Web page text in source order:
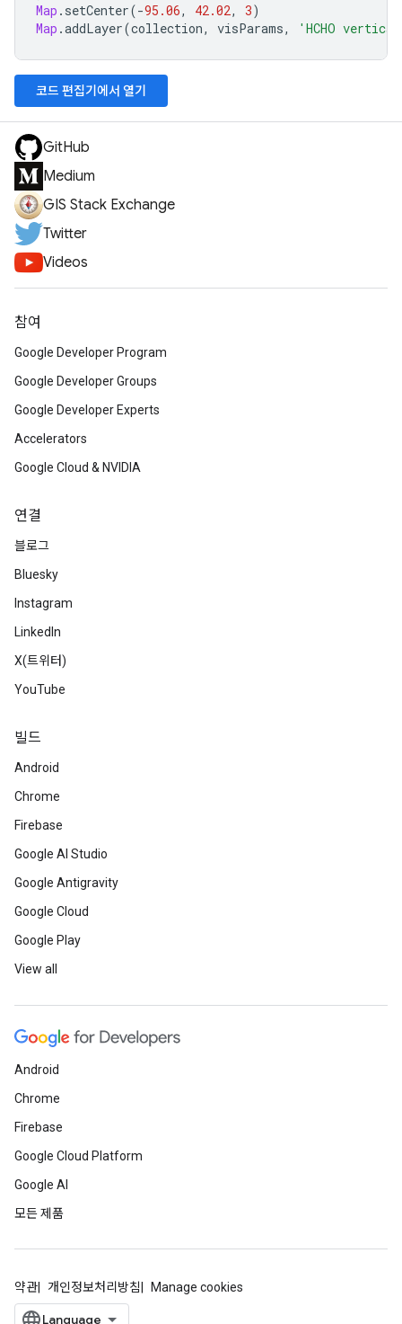
Map . setCenter(-95.06, 42.02, 3)
Map .addLayer(collection, visParams, 'HCHO
코드 편집기에서 열기
GitHub
Medium
GIS Stack Exchange
Twitter
Videos
참여
Google Developer Program
Google Developer Groups
Google Developer Experts
Accelerators
Google Cloud & NVIDIA
연결
블로그
Bluesky
Instagram
LinkedIn
X(트위터)
YouTube
빌드
Android
Chrome
Firebase
Google AI Studio
Google Antigravity
Google Cloud
Google Play
View all
Android
Chrome
Firebase
Google Cloud Platform
Google AI
모든 제품
약관 개인정보처리방침 Manage cookies